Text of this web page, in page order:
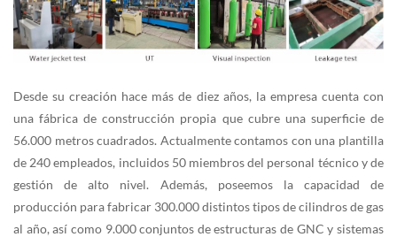
Desde su creación hace más de diez años, la empresa cuenta con
una fábrica de construcción propia que cubre una superficie de
56.000 metros cuadrados. Actualmente contamos con una plantilla
de 240 empleados, incluidos 50 miembros del personal técnico y de
gestión de alto nivel. Además, poseemos la capacidad de
producción para fabricar 300.000 distintos tipos de cilindros de gas
al año, así como 9.000 conjuntos de estructuras de GNC y sistemas